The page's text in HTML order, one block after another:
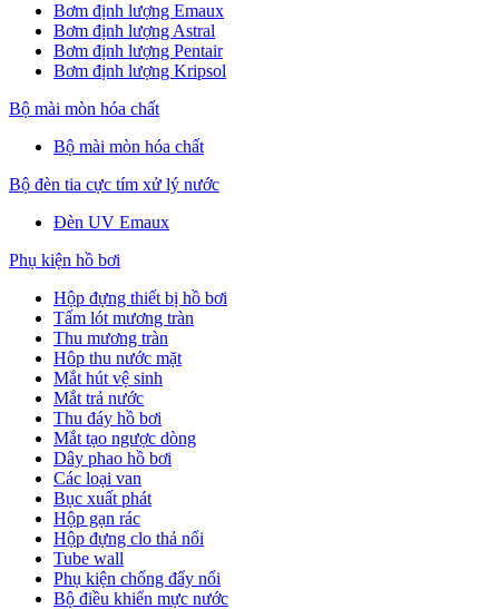
Bơm định lượng Emaux
Bơm định lượng Astral
Bơm định lượng Pentair
Bơm định lượng Kripsol
Bộ mài mòn hóa chất
Bộ mài mòn hóa chất
Bộ đèn tia cực tím xử lý nước
Đèn UV Emaux
Phụ kiện hồ bơi
Hộp đựng thiết bị hồ bơi
Tấm lót mương tràn
Thu mương tràn
Hôp thu nước mặt
Mắt hút vệ sinh
Mắt trả nước
Thu đáy hồ bơi
Mắt tạo ngược dòng
Dây phao hồ bơi
Các loại van
Bục xuất phát
Hộp gạn rác
Hộp đựng clo thả nổi
Tube wall
Phụ kiện chống đẩy nổi
Bộ điều khiển mực nước